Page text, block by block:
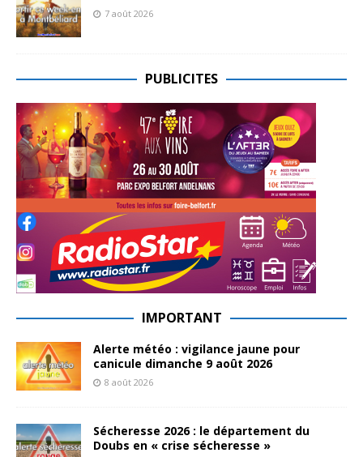
7 août 2026
PUBLICITES
IMPORTANT
Alerte météo : vigilance jaune pour
canicule dimanche 9 août 2026
8 août 2026
Sécheresse 2026 : le département du
Doubs en « crise sécheresse »